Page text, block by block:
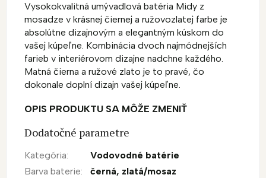
Vysokokvalitná umývadlová batéria Midy z
mosadze v krásnej čiernej a ružovozlatej farbe je
absolútne dizajnovým a elegantným kúskom do
vašej kúpeľne. Kombinácia dvoch najmódnejších
farieb v interiérovom dizajne nadchne každého.
Matná čierna a ružové zlato je to pravé, čo
dokonale doplní dizajn vašej kúpeľne.
OPIS PRODUKTU SA MÔŽE ZMENIŤ
Dodatočné parametre
Kategória:
Vodovodné batérie
Barva baterie: černá, zlatá/mosaz